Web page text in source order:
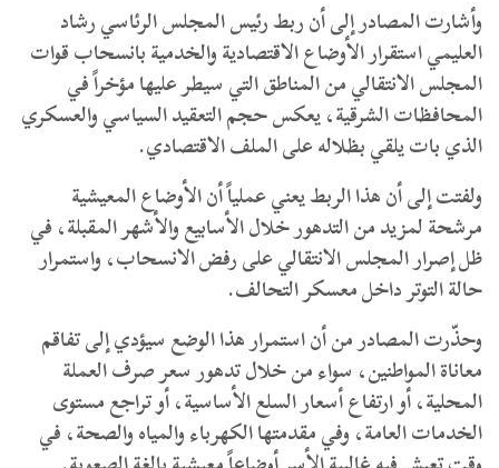
وأشارت المصادر إلى أن ربط رئيس المجلس الرئاسي رشاد
العليمي استقرار الأوضاع الاقتصادية والخدمية بانسحاب قوات
المجلس الانتقالي من المناطق التي سيطر عليها مؤخراً في
المحافظات الشرقية، يعكس حجم التعقيد السياسي والعسكري
الذي بات يلقي بظلاله على الملف الاقتصادي.
ولفتت إلى أن هذا الربط يعني عملياً أن الأوضاع المعيشية
مرشحة لمزيد من التدهور خلال الأسابيع والأشهر المقبلة، في
ظل إصرار المجلس الانتقالي على رفض الانسحاب، واستمرار
حالة التوتر داخل معسكر التحالف.
وحذّرت المصادر من أن استمرار هذا الوضع سيؤدي إلى تفاقم
معاناة المواطنين، سواء من خلال تدهور سعر صرف العملة
المحلية، أو ارتفاع أسعار السلع الأساسية، أو تراجع مستوى
الخدمات العامة، وفي مقدمتها الكهرباء والمياه والصحة، في